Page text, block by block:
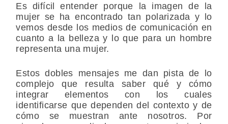
Es difícil entender porque la imagen de la
mujer se ha encontrado tan polarizada y lo
vemos desde los medios de comunicación en
cuanto a la belleza y lo que para un hombre
representa una mujer.
Estos dobles mensajes me dan pista de lo
complejo que resulta saber qué y cómo
integrar elementos con los cuales
identificarse que dependen del contexto y de
cómo se muestran ante nosotros. Por